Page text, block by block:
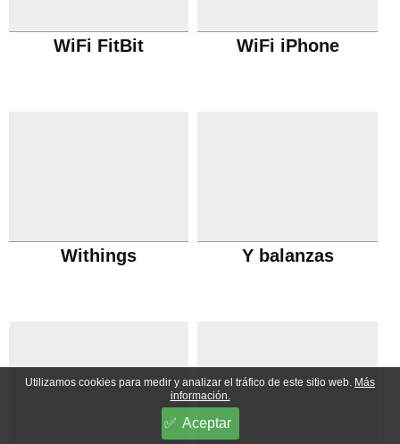
WiFi FitBit WiFi iPhone
Withings Y balanzas
Utilizamos cookies para medir y analizar el tráfico de este sitio web. Más
información.
Aceptar